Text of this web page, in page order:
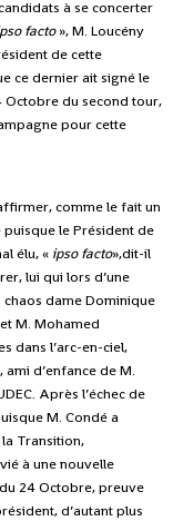
à se concerter
facto», M. Loucény
de cette
ce dernier ait signé le
du second tour,
pour cette
comme le fait un
le Président de
élu, « ipso facto»,dit-il
lui qui lors d’une
dame Dominique
M. Mohamed
dans l’arc-en-ciel,
d’enfance de M.
Après l’échec de
M. Condé a
Transition,
à une nouvelle
24 Octobre, preuve
d’autant plus